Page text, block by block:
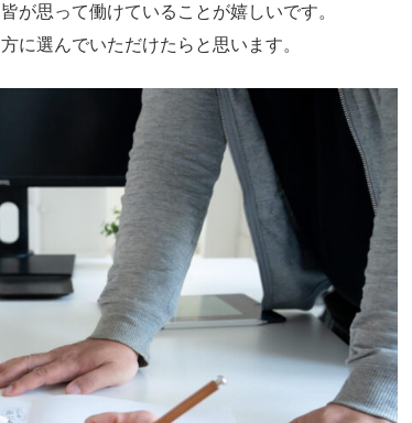
が思って働けていることが嬉しいです。
に選んでいただけたらと思います。